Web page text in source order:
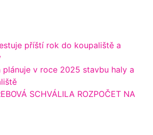
příští rok do koupaliště a
plánuje v roce 2025 stavbu haly a
SCHVÁLILA ROZPOČET NA